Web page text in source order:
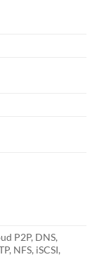
P2P, DNS,
NFS, iSCSI,